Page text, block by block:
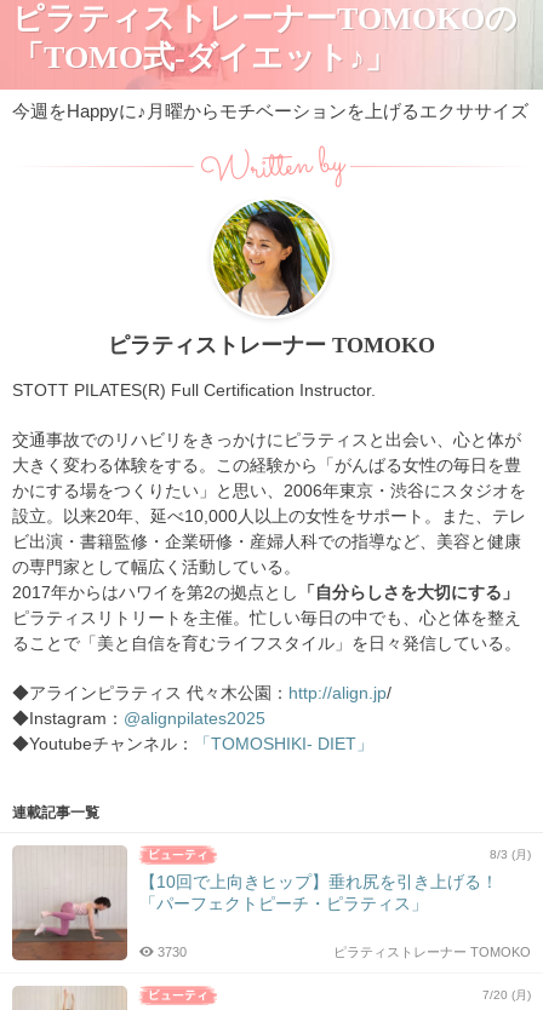
ピラティストレーナーTOMOKOの
「TOMO式-ダイエット♪」
今週をHappyに♪月曜からモチベーションを上げるエクササイズ
Written by
ピラティストレーナー TOMOKO
STOTT PILATES(R) Full Certification Instructor.
交通事故でのリハビリをきっかけにピラティスと出会い、心と体が
大きく変わる体験をする。この経験から「がんばる女性の毎日を豊
かにする場をつくりたい」と思い、2006年東京・渋谷にスタジオを
設立。以来20年、延べ10,000人以上の女性をサポート。また、テレ
ビ出演・書籍監修・企業研修・産婦人科での指導など、美容と健康
の専門家として幅広く活動している。
2017年からはハワイを第2の拠点とし
「自分らしさを大切にする」
ピラティスリトリートを主催。忙しい毎日の中でも、心と体を整え
ることで「美と自信を育むライフスタイル」を日々発信している。
◆アラインピラティス 代々木公園： http://align.jp/
◆Instagram： @alignpilates2025
◆Youtubeチャンネル：
「TOMOSHIKI- DIET」
連載記事一覧
8/3 (月)
【10回で上向きヒップ】垂れ尻を引き上げる！
「パーフェクトピーチ・ピラティス」
ピラティストレーナー TOMOKO
3730
7/20 (月)